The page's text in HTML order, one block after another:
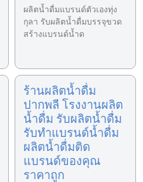
ผลิตน้ำดื่มแบรนด์ตัวเองทุ่ง
กุลา รับผลิตน้ำดื่มบรรจุขวด
สร้างแบรนด์น้ำด
ร้านผลิตน้ำดื่ม
ปากพลี โรงงานผลิต
น้ำดื่ม รับผลิตน้ำดื่ม
รับทำแบรนด์น้ำดื่ม
ผลิตน้ำดื่มติด
แบรนด์ของคุณ
ราคาถูก